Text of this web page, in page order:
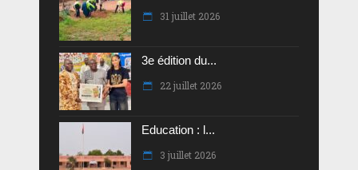
31 juillet 2026
3e édition du...
22 juillet 2026
Education : l...
3 juillet 2026